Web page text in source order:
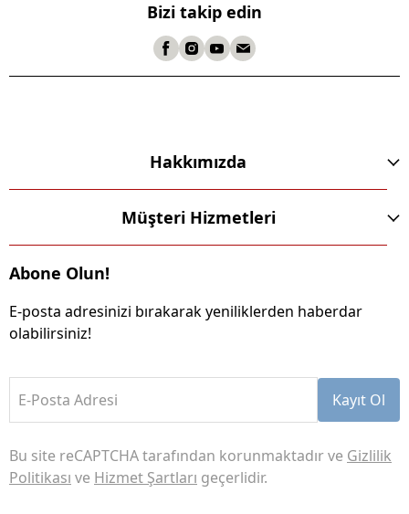
Bizi takip edin
Hakkımızda
Müşteri Hizmetleri
Abone Olun!
E-posta adresinizi bırakarak yeniliklerden haberdar
olabilirsiniz!
E-Posta Adresi Kayıt Ol
Bu site reCAPTCHA tarafından korunmaktadır ve Gizlilik
Politikası ve Hizmet Şartları geçerlidir.